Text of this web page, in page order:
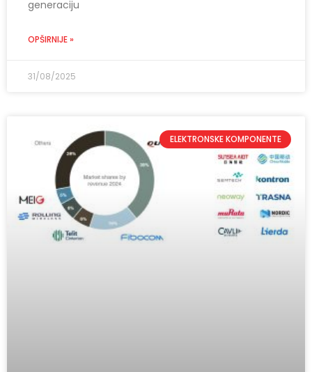
generaciju
OPŠIRNIJE »
31/08/2025
ELEKTRONSKE KOMPONENTE